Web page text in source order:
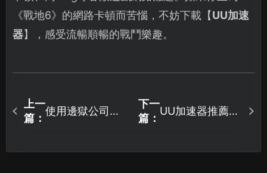
《戰地6》的網路卡頓而苦惱，不妨下載【UU加速
器】，感受流暢順暢的戰鬥樂趣。
上一
篇：
使用邊獄公司加
擾！
下一
篇：
UU加速器推薦：